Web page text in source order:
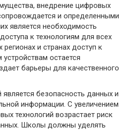
внедрение цифровых
и определенными
является необходимость
к технологиям для всех
и странах доступ к
остается
барьеры для качественного
безопасность данных и
информации. С увеличением
технологий возрастает риск
Школы должны уделять